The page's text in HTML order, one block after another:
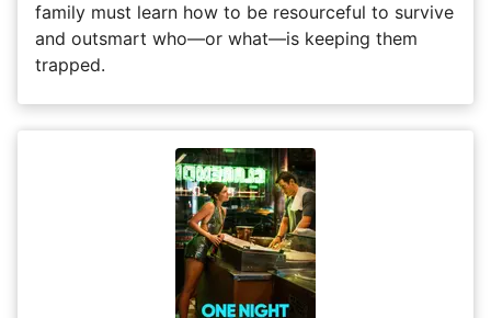
family must learn how to be resourceful to survive
and outsmart who—or what—is keeping them
trapped.